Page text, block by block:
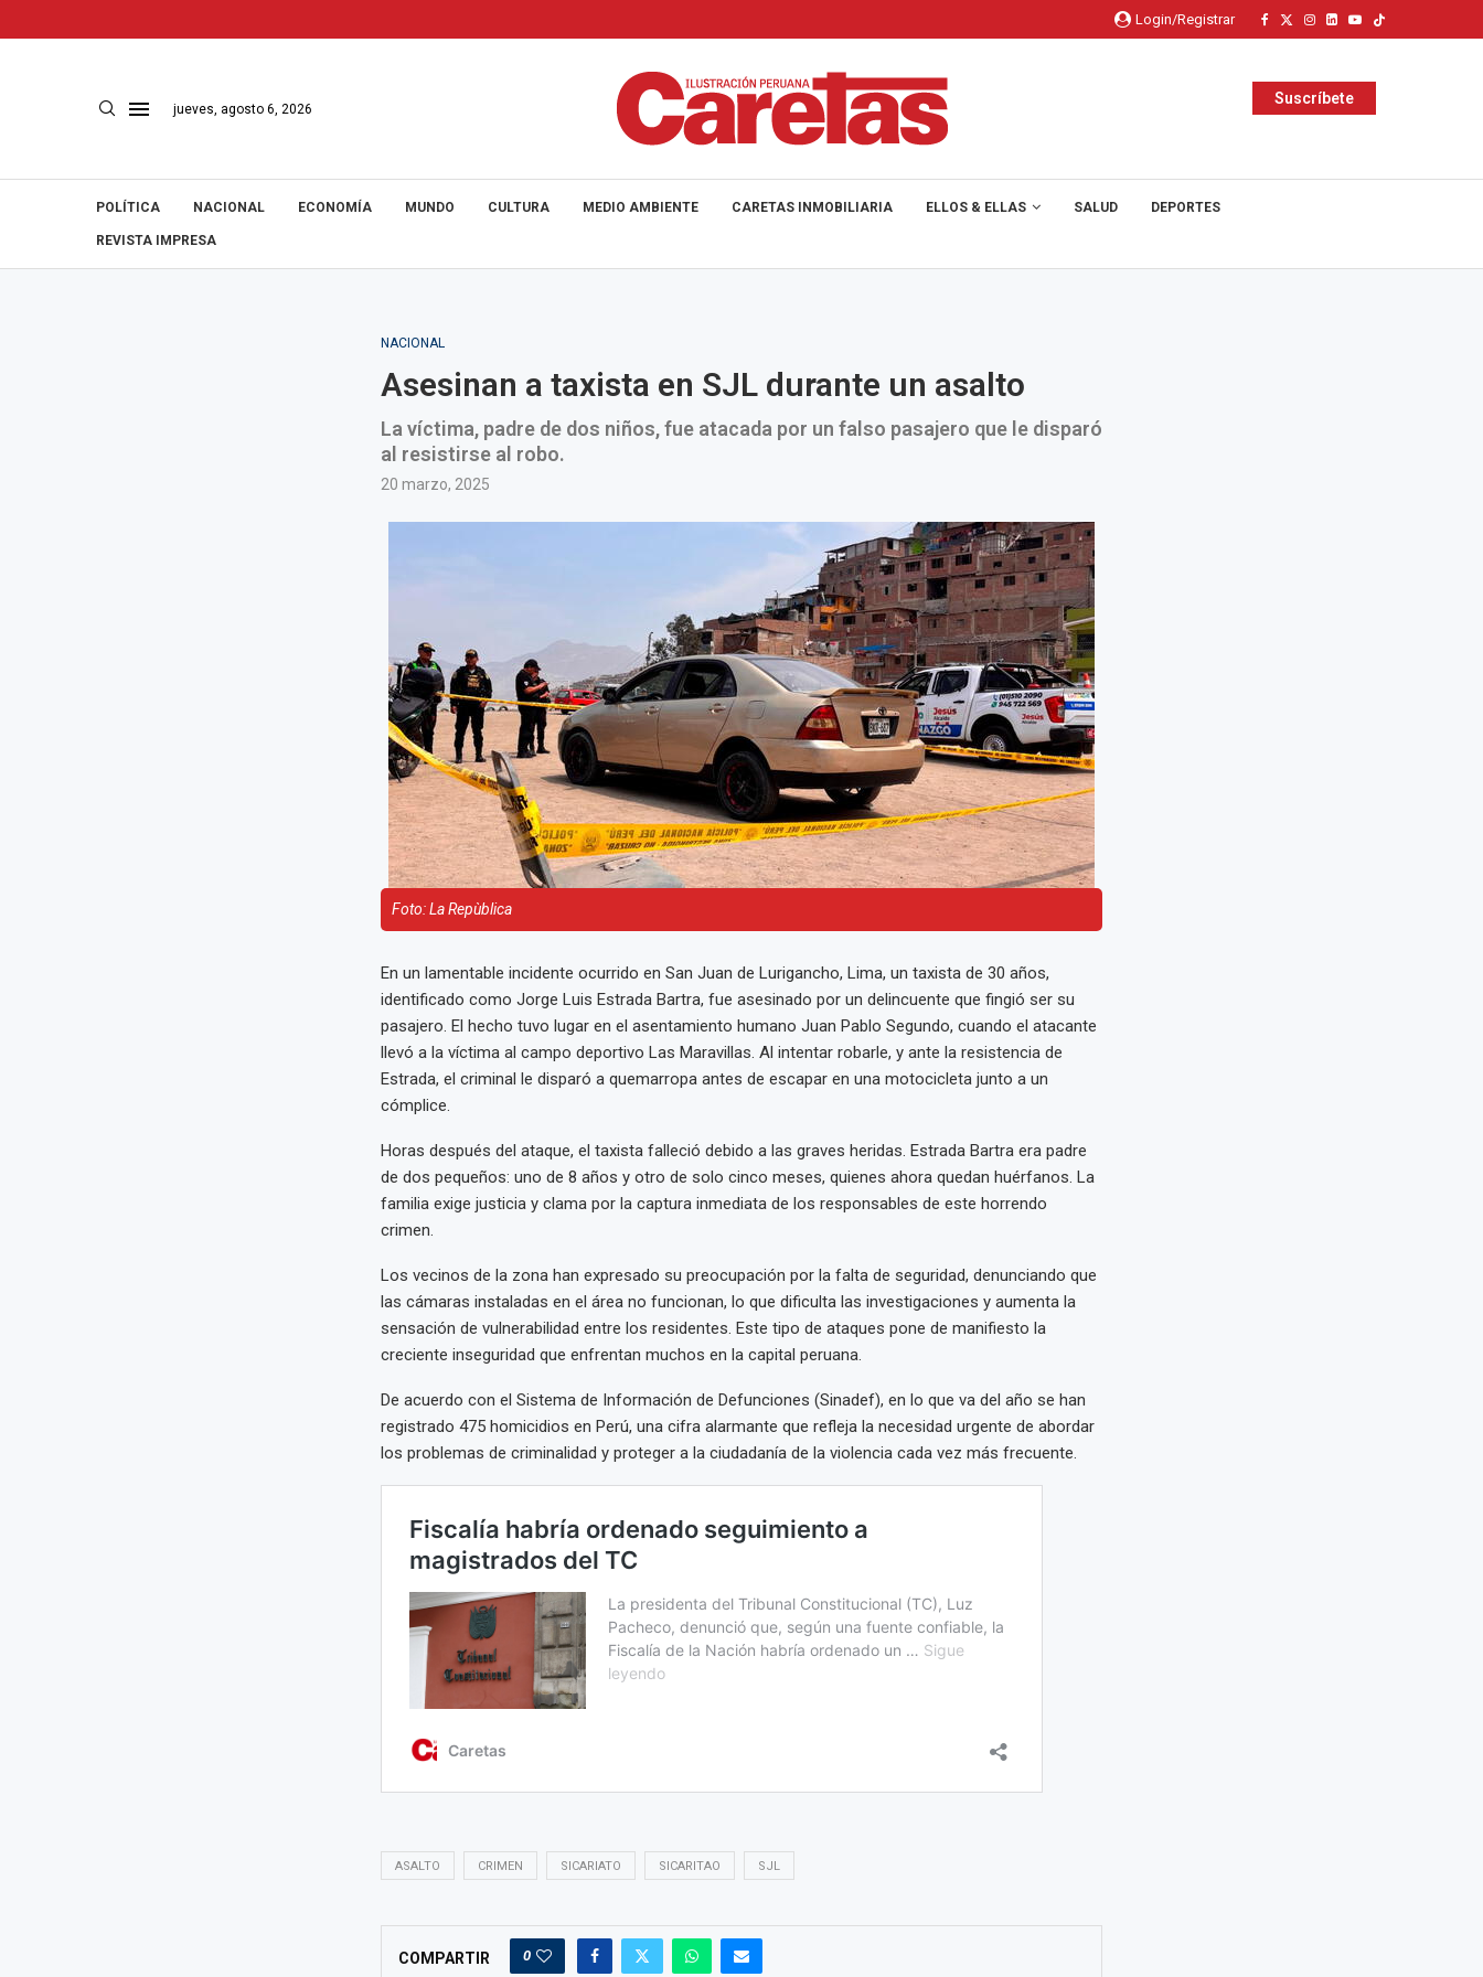
Login/Registrar
jueves, agosto 6, 2026
Suscríbete
POLÍTICA NACIONAL ECONOMÍA MUNDO CULTURA MEDIO AMBIENTE CARETAS INMOBILIARIA ELLOS & ELLAS SALUD DEPORTES
REVISTA IMPRESA
NACIONAL
Asesinan a taxista en SJL durante un asalto
La víctima, padre de dos niños, fue atacada por un falso pasajero que le disparó
al resistirse al robo.
20 marzo, 2025
Foto: La Repùblica
En un lamentable incidente ocurrido en San Juan de Lurigancho, Lima, un taxista de 30 años,
identificado como Jorge Luis Estrada Bartra, fue asesinado por un delincuente que fingió ser su
pasajero. El hecho tuvo lugar en el asentamiento humano Juan Pablo Segundo, cuando el atacante
llevó a la víctima al campo deportivo Las Maravillas. Al intentar robarle, y ante la resistencia de
Estrada, el criminal le disparó a quemarropa antes de escapar en una motocicleta junto a un
cómplice.
Horas después del ataque, el taxista falleció debido a las graves heridas. Estrada Bartra era padre
de dos pequeños: uno de 8 años y otro de solo cinco meses, quienes ahora quedan huérfanos. La
familia exige justicia y clama por la captura inmediata de los responsables de este horrendo
crimen.
Los vecinos de la zona han expresado su preocupación por la falta de seguridad, denunciando que
las cámaras instaladas en el área no funcionan, lo que dificulta las investigaciones y aumenta la
sensación de vulnerabilidad entre los residentes. Este tipo de ataques pone de manifiesto la
creciente inseguridad que enfrentan muchos en la capital peruana.
De acuerdo con el Sistema de Información de Defunciones (Sinadef), en lo que va del año se han
registrado 475 homicidios en Perú, una cifra alarmante que refleja la necesidad urgente de abordar
los problemas de criminalidad y proteger a la ciudadanía de la violencia cada vez más frecuente.
ASALTO CRIMEN SICARIATO SICARITAO SJL
COMPARTIR 0